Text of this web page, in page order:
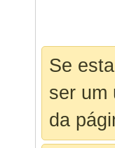
Se
ser um
da